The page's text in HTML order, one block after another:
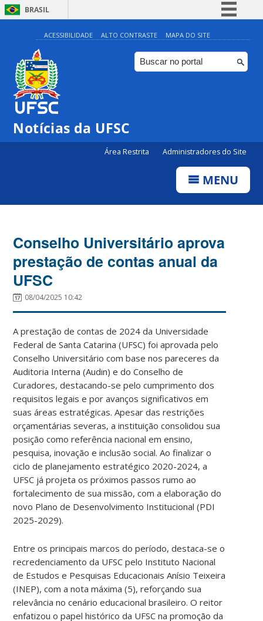
BRASIL
Simplifique!
Comunica BR
Participe
ACESSIBILIDADE ALTO CONTRASTE MAPA DO SITE
Notícias da UFSC
Área Restrita Administradores do Site
MENU
Conselho Universitário aprova
prestação de contas anual da
UFSC
08/04/2025 10:42
A prestação de contas de 2024 da Universidade
Federal de Santa Catarina (UFSC) foi aprovada pelo
Conselho Universitário com base nos pareceres da
Auditoria Interna (Audin) e do Conselho de
Curadores, destacando-se pelo cumprimento dos
requisitos legais e por avanços significativos em
suas áreas estratégicas. Apesar das restrições
orçamentárias severas, a instituição consolidou sua
posição como referência nacional em ensino,
pesquisa, inovação e inclusão social. Ao finalizar o
ciclo de planejamento estratégico 2020-2024, a
UFSC já projeta os próximos passos rumo ao
fortalecimento de sua missão, com a elaboração do
novo Plano de Desenvolvimento Institucional (PDI
2025-2029).
Entre os principais marcos do período, destaca-se o
recredenciamento da UFSC pelo Instituto Nacional
de Estudos e Pesquisas Educacionais Anísio Teixeira
(INEP), com a nota máxima (5), reforçando sua
relevância no cenário educacional brasileiro. O reitor
enfatizou o papel histórico da UFSC na promoção da